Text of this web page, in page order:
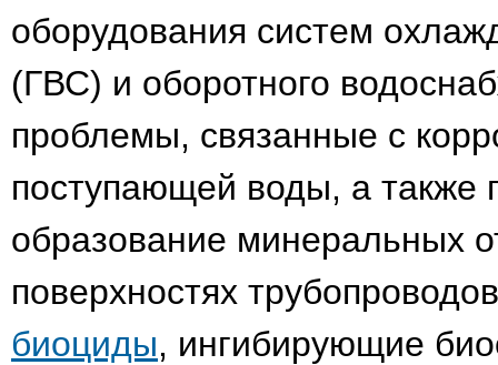
оборудования систем
(ГВС) и оборотного
проблемы, связанные с
поступающей воды, а также
образование минеральных
поверхностях
биоциды, ингибирующие